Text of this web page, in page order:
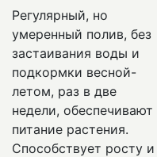
Регулярный, но
умеренный полив, без
застаивания воды и
подкормки весной-
летом, раз в две
недели, обеспечивают
питание растения.
Способствует росту и